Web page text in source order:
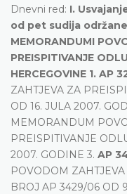
Dnevni red: I.
od pet sudija
MEMORANDUMI
PREISPITIVANJE
HERCEGOVINE 1. AP
ZAHTJEVA ZA
OD 16. JULA 2007.
MEMORANDUM
PREISPITIVANJE
2007. GODINE 3. AP
POVODOM
BROJ AP 3429/06 OD